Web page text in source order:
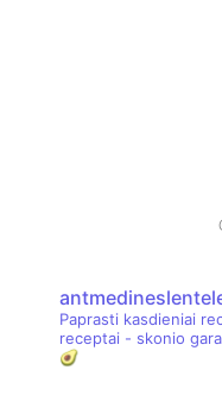
Paprasti kasdieniai
receptai - skonio
🥑